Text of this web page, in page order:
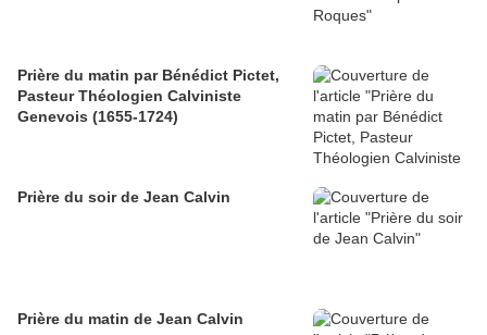
Prière du matin par Bénédict Pictet,
Pasteur Théologien Calviniste
Genevois (1655-1724)
Prière du soir de Jean Calvin
Prière du matin de Jean Calvin